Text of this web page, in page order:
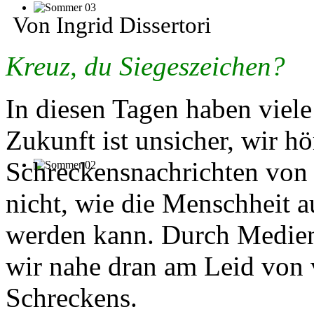
Von Ingrid Dissertori
Kreuz, du Siegeszeichen?
In diesen Tagen haben
Zukunft ist unsicher, wir
Schreckensnachrichten
nicht, wie die Menschheit
werden kann. Durch
wir nahe dran am Leid
Schreckens.